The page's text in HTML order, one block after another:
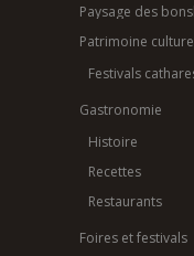
Paysage des
Patrimoine
Festivals
Gastronomie
Histoire
Recettes
Restaurants
Foires et festivals